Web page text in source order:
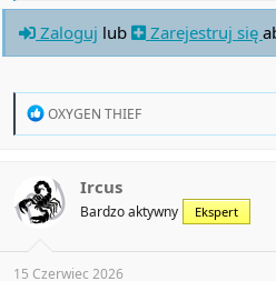
Zaloguj lub Zarejestruj się
R
t
i
o
s
:
OXYGEN THIEF
Ircus
Bardzo aktywny Ekspert
15 Czerwiec 2026